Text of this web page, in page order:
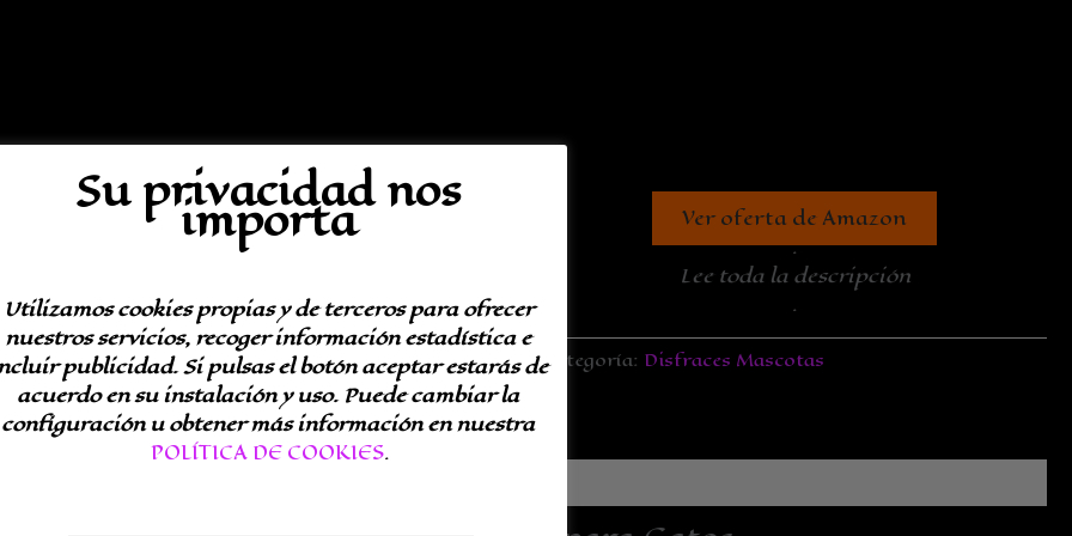
Ver oferta de Amazon
.
Lee toda la descripción
.
Categoría: Disfraces Mascotas
Su privacidad nos
importa
Utilizamos cookies propias y de terceros para ofrecer
nuestros servicios, recoger información estadística e
publicidad. Si pulsas el botón aceptar estarás de
acuerdo en su instalación y uso. Puede cambiar la
configuración u obtener más información en nuestra
POLÍTICA DE COOKIES.